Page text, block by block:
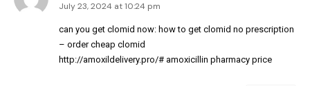
July 23, 2024 at 10:24 pm
can you get clomid now: how to get clomid no prescription
– order cheap clomid
http://amoxildelivery.pro/# amoxicillin pharmacy price